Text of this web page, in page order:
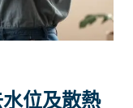
位及散熱